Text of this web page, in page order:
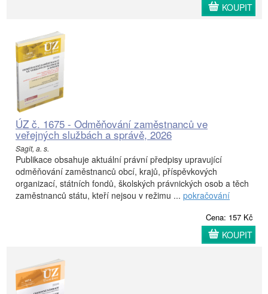
KOUPIT
ÚZ č. 1675 - Odměňování zaměstnanců ve
veřejných službách a správě, 2026
Sagit, a. s.
Publikace obsahuje aktuální právní předpisy upravující
odměňování zaměstnanců obcí, krajů, příspěvkových
organizací, státních fondů, školských právnických osob a těch
zaměstnanců státu, kteří nejsou v režimu ... pokračování
Cena: 157 Kč
KOUPIT